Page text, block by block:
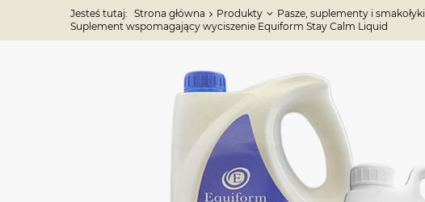
Jesteś tutaj: Strona główna Produkty Pasze, suplementy i smakołyki
Suplement wspomagający wyciszenie Equiform Stay Calm Liquid